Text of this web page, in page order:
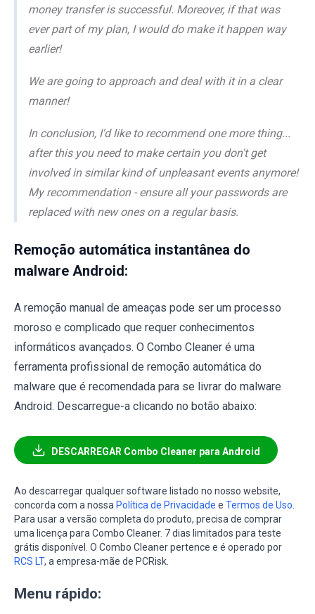
money transfer is successful. Moreover, if that was
ever part of my plan, I would do make it happen way
earlier!
We are going to approach and deal with it in a clear
manner!
In conclusion, I'd like to recommend one more thing...
after this you need to make certain you don't get
involved in similar kind of unpleasant events anymore!
My recommendation - ensure all your passwords are
replaced with new ones on a regular basis.
Remoção automática instantânea do
malware Android:
A remoção manual de ameaças pode ser um processo
moroso e complicado que requer conhecimentos
informáticos avançados. O Combo Cleaner é uma
ferramenta profissional de remoção automática do
malware que é recomendada para se livrar do malware
Android. Descarregue-a clicando no botão abaixo:
DESCARREGAR Combo Cleaner para Android
Ao descarregar qualquer software listado no nosso website,
concorda com a nossa Política de Privacidade e Termos de Uso.
Para usar a versão completa do produto, precisa de comprar
uma licença para Combo Cleaner. 7 dias limitados para teste
grátis disponível. O Combo Cleaner pertence e é operado por
RCS LT, a empresa-mãe de PCRisk.
Menu rápido: